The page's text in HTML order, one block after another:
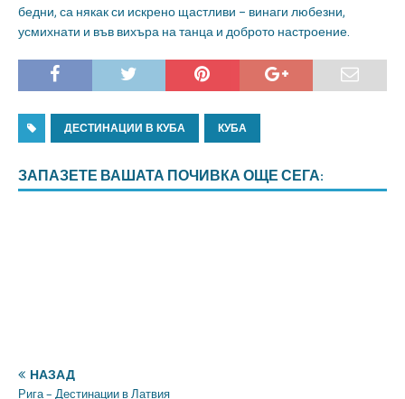
бедни, са някак си искрено щастливи – винаги любезни,
усмихнати и във вихъра на танца и доброто настроение.
ДЕСТИНАЦИИ В КУБА КУБА
ЗАПАЗЕТЕ ВАШАТА ПОЧИВКА ОЩЕ СЕГА:
НАЗАД
Рига – Дестинации в Латвия